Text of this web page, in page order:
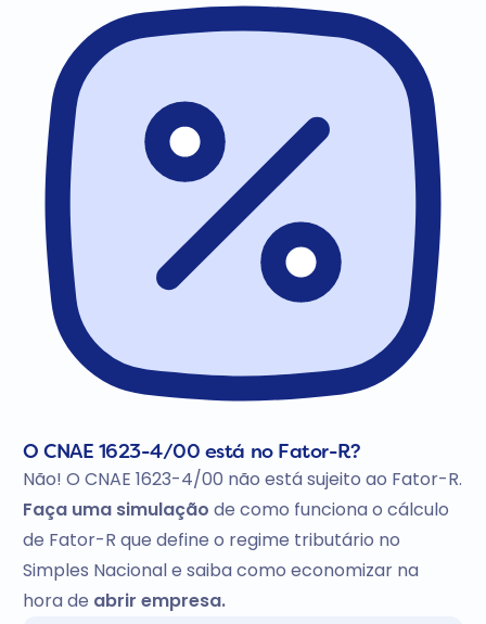
O CNAE 1623-4/00 está no Fator-R?
Não! O CNAE 1623-4/00 não está sujeito ao Fator-R.
Faça uma simulação de como funciona o cálculo
de Fator-R que define o regime tributário no
Simples Nacional e saiba como economizar na
hora de abrir empresa.